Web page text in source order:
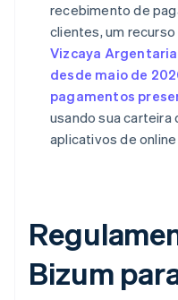
recebimento de
clientes, um
Vizcaya Argentaria
desde maio de
pagamentos
usando sua carteira
aplicativos de
Bizum